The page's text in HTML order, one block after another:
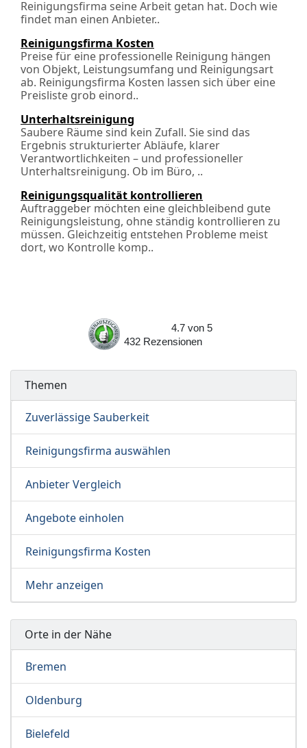
Reinigungsfirma seine Arbeit getan hat. Doch wie
findet man einen Anbieter..
Reinigungsfirma Kosten
Preise für eine professionelle Reinigung hängen
von Objekt, Leistungsumfang und Reinigungsart
ab. Reinigungsfirma Kosten lassen sich über eine
Preisliste grob einord..
Unterhaltsreinigung
Saubere Räume sind kein Zufall. Sie sind das
Ergebnis strukturierter Abläufe, klarer
Verantwortlichkeiten – und professioneller
Unterhaltsreinigung. Ob im Büro, ..
Reinigungsqualität kontrollieren
Auftraggeber möchten eine gleichbleibend gute
Reinigungsleistung, ohne ständig kontrollieren zu
müssen. Gleichzeitig entstehen Probleme meist
dort, wo Kontrolle komp..
4.7 von 5
432
Rezensionen
Themen
Zuverlässige Sauberkeit
Reinigungsfirma auswählen
Anbieter Vergleich
Angebote einholen
Reinigungsfirma Kosten
Mehr anzeigen
Orte in der Nähe
Bremen
Oldenburg
Bielefeld